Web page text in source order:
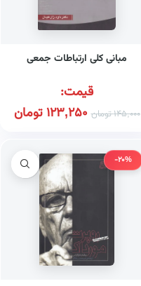
مبانی کلی ارتباطات جمعی
قیمت:
145,000تومان 123,250تومان
-20%